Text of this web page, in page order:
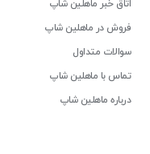
اتاق خبر ماهلین شاپ
فروش در ماهلین شاپ
سوالات متداول
تماس با ماهلین شاپ
درباره ماهلین شاپ